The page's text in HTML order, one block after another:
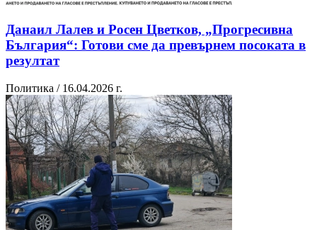
Данаил Лалев и Росен Цветков, „Прогресивна
България“: Готови сме да превърнем посоката в
резултат
Политика / 16.04.2026 г.